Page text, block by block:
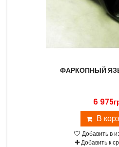
ФАРКОПНЫЙ
6
В
Добавить в
Добавить к